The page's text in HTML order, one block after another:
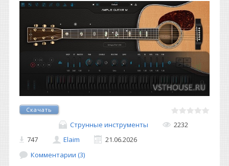
Скачать
Струнные инструменты
2232
747
Elaim
21.06.2026
Комментарии (3)